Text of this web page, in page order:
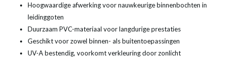
Hoogwaardige afwerking voor nauwkeurige binnenbochten in
leidinggoten
Duurzaam PVC-materiaal voor langdurige prestaties
Geschikt voor zowel binnen- als buitentoepassingen
UV-A bestendig, voorkomt verkleuring door zonlicht